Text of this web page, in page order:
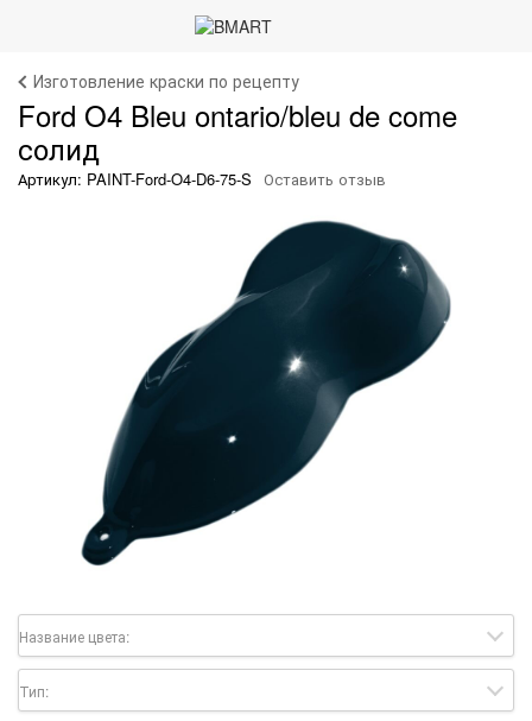
Изготовление краски по рецепту
Ford O4 Bleu ontario/bleu de come
солид
Артикул: PAINT-Ford-O4-D6-75-S Оставить отзыв
Название цвета:
Тип: